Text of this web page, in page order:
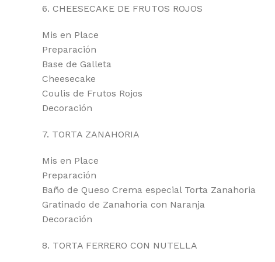
6. CHEESECAKE DE FRUTOS ROJOS
Mis en Place
Preparación
Base de Galleta
Cheesecake
Coulis de Frutos Rojos
Decoración
7. TORTA ZANAHORIA
Mis en Place
Preparación
Baño de Queso Crema especial Torta Zanahoria
Gratinado de Zanahoria con Naranja
Decoración
8. TORTA FERRERO CON NUTELLA